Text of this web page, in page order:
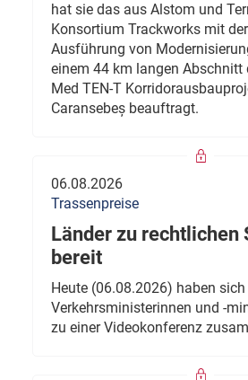
hat sie das aus Alstom und
Konsortium Trackworks mit
Ausführung von
einem 44 km langen Abschnitt
Med TEN-T
Caransebeș beauftragt.
06.08.2026
Trassenpreise
Länder zu rechtlichen
bereit
Heute (06.08.2026) haben
Verkehrsministerinnen und -
zu einer Videokonferenz